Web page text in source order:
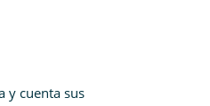
y cuenta sus